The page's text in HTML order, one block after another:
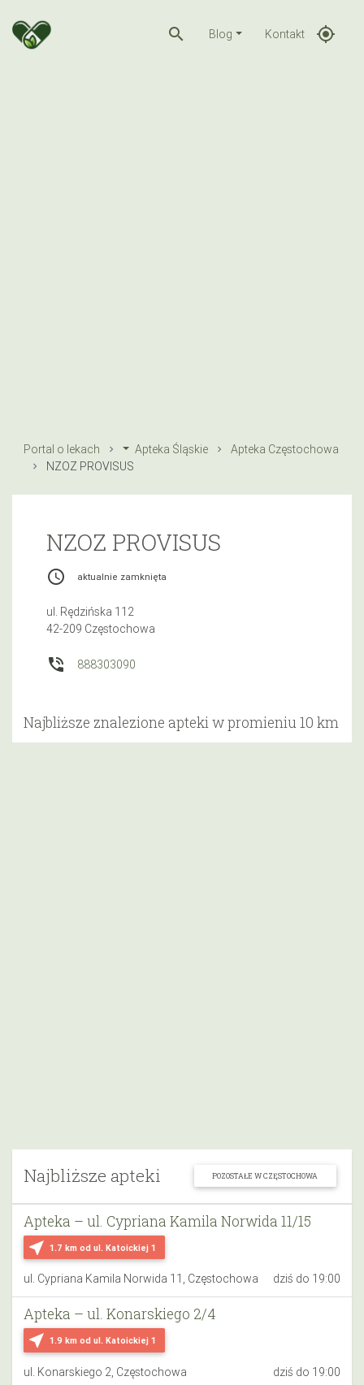
search Blog Kontakt gps_fixed
Portal o lekach Apteka Śląskie
Apteka Częstochowa
NZOZ PROVISUS
Najbliższe apteki POZOSTAŁE W CZĘSTOCHOWA
near_me 1.7 km od ul. Katoickiej 1
Apteka – ul. Cypriana Kamila Norwida 11/15
ul. Cypriana Kamila Norwida 11, Częstochowa dziś do 19:00
near_me 1.9 km od ul. Katoickiej 1
Apteka – ul. Konarskiego 2/4
ul. Konarskiego 2, Częstochowa dziś do 19:00
NZOZ PROVISUS
access_time aktualnie zamknięta
ul. Rędzińska 112
42-209 Częstochowa
phone_in_talk 888303090
Najbliższe znalezione apteki w promieniu 10 km